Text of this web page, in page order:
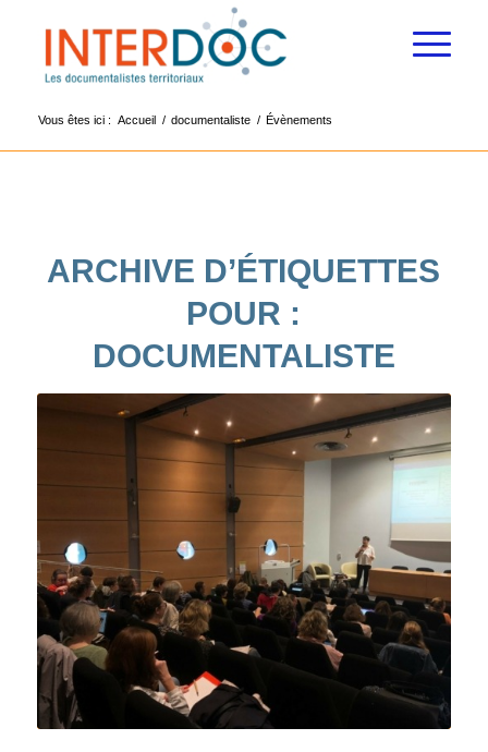
Vous êtes ici : Accueil / documentaliste / Évènements
ARCHIVE D’ÉTIQUETTES
POUR :
DOCUMENTALISTE